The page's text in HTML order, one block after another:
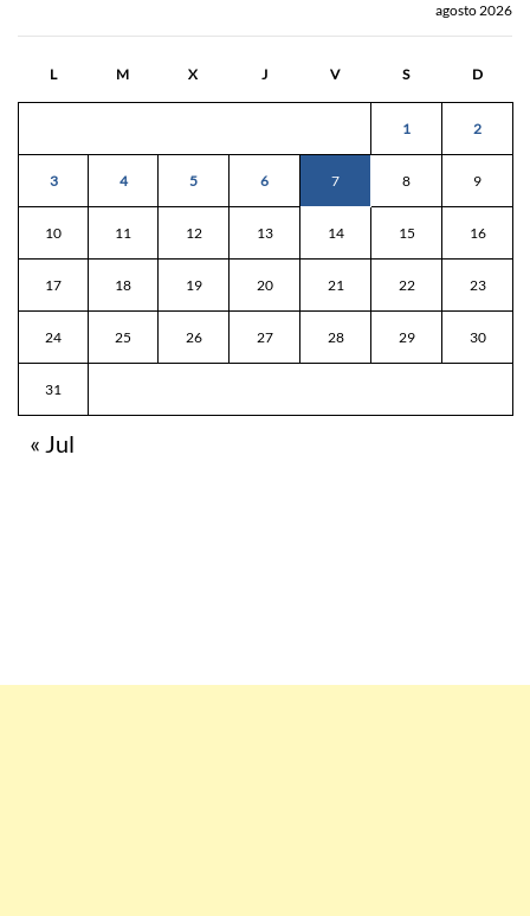
agosto 2026
L M X J V S D
1 2
3 4 5 6 7 8 9
10 11 12 13 14 15 16
17 18 19 20 21 22 23
24 25 26 27 28 29 30
31
« Jul